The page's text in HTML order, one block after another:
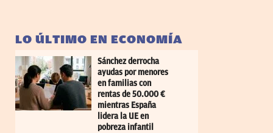
LO ÚLTIMO EN ECONOMÍA
Sánchez derrocha
ayudas por menores
en familias con
rentas de 50.000 €
mientras España
lidera la UE en
pobreza infantil